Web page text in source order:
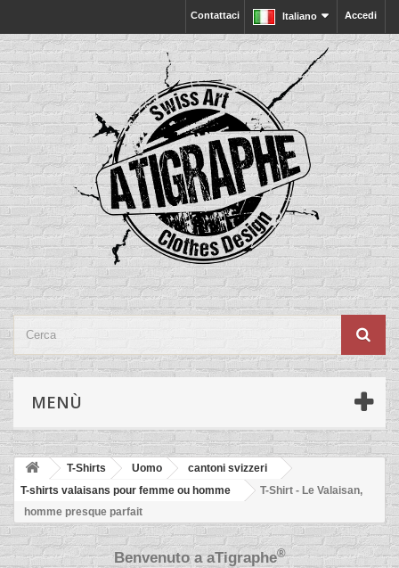
Accedi
Italiano
Contattaci
MENÙ
T-Shirts Uomo
cantoni svizzeri
T-shirts valaisans pour femme ou homme
T-Shirt - Le Valaisan,
homme presque parfait
Benvenuto aaTigraphe®